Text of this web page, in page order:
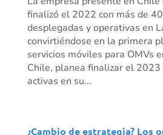
finalizó el 2022 con más de
desplegadas y operativas en
convirtiéndose en la primera
servicios móviles para OMVs
Chile, planea finalizar el
activas en su...
¿Cambio de estrategia? Los